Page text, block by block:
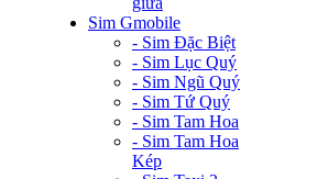
Sim Gmobile
- Sim Đặc Biệt
- Sim Lục Quý
- Sim Ngũ Quý
- Sim Tứ Quý
- Sim Tam Hoa
- Sim Tam Hoa
Kép